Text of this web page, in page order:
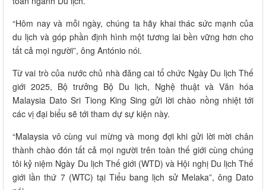
“Hôm nay và mỗi ngày, chúng ta hãy khai thác sức mạnh của
du lịch và góp phần định hình một tương lai bền vững hơn cho
tất cả mọi người”, ông António nói.
Từ vai trò của nước chủ nhà đăng cai tổ chức Ngày Du lịch Thế
giới 2025, Bộ trưởng Bộ Du lịch, Nghệ thuật và Văn hóa
Malaysia Dato Sri Tiong King Sing gửi lời chào nồng nhiệt tới
các vị đại biểu sẽ tới tham dự sự kiện này.
“Malaysia vô cùng vui mừng và mong đợi khi gửi lời mời chân
thành chào đón tất cả mọi người trên toàn thế giới cùng chúng
tôi kỷ niệm Ngày Du lịch Thế giới (WTD) và Hội nghị Du lịch Thế
giới lần thứ 7 (WTC) tại Tiểu bang lịch sử Melaka”, ông Dato